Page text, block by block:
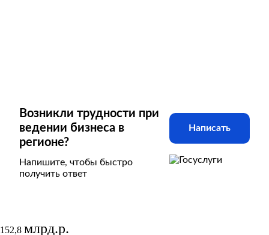
Возникли трудности при
ведении бизнеса в
регионе?
Напишите, чтобы быстро
получить ответ
Написать
152,8 млрд.р.